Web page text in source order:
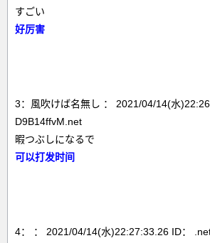
すごい
好厉害
3：風吹けば名無し ： 2021/04/14(水
D9B14ffvM.net
暇つぶしになるで
可以打发时间
4： ： 2021/04/14(水)22:27:33.26 ID：